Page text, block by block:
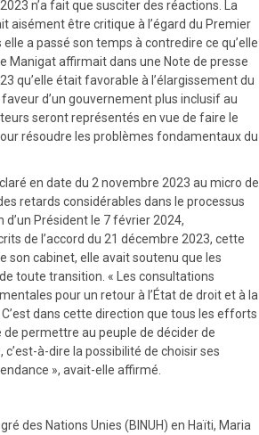
n’a fait que susciter des réactions. La
aisément être critique à l’égard du Premier
a passé son temps à contredire ce qu’elle
Manigat affirmait dans une Note de presse
qu’elle était favorable à l’élargissement du
d’un gouvernement plus inclusif au
seront représentés en vue de faire le
résoudre les problèmes fondamentaux du
en date du 2 novembre 2023 au micro de
retards considérables dans le processus
d’un Président le 7 février 2024,
de l’accord du 21 décembre 2023, cette
son cabinet, elle avait soutenu que les
toute transition. « Les consultations
pour un retour à l’État de droit et à la
dans cette direction que tous les efforts
permettre au peuple de décider de
c’est-à-dire la possibilité de choisir ses
», avait-elle affirmé.
des Nations Unies (BINUH) en Haïti, Maria